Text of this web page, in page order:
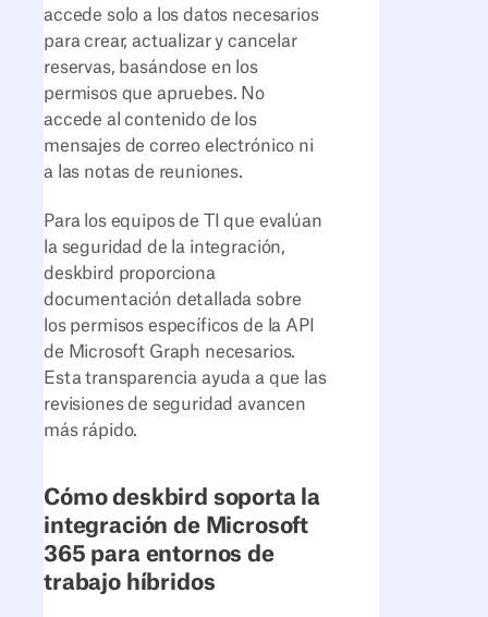
accede solo a los datos necesarios
para crear, actualizar y cancelar
reservas, basándose en los
permisos que apruebes. No
accede al contenido de los
mensajes de correo electrónico ni
a las notas de reuniones.
Para los equipos de TI que evalúan
la seguridad de la integración,
deskbird proporciona
documentación detallada sobre
los permisos específicos de la API
de Microsoft Graph necesarios.
Esta transparencia ayuda a que las
revisiones de seguridad avancen
más rápido.
Cómo deskbird soporta la
integración de Microsoft
365 para entornos de
trabajo híbridos